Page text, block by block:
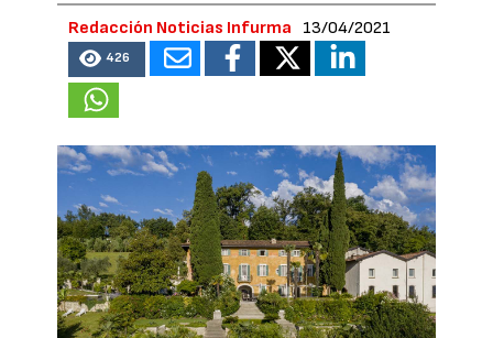
Redacción Noticias Infurma 13/04/2021
426